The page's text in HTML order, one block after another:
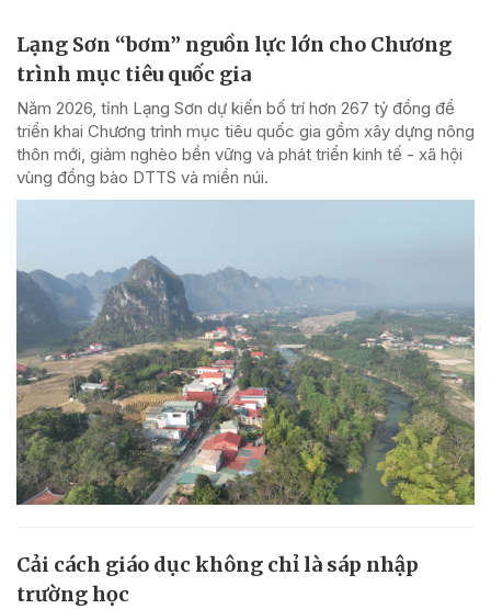
Lạng Sơn “bơm” nguồn lực lớn cho Chương
trình mục tiêu quốc gia
Năm 2026, tỉnh Lạng Sơn dự kiến bố trí hơn 267 tỷ đồng để
triển khai Chương trình mục tiêu quốc gia gồm xây dựng nông
thôn mới, giảm nghèo bền vững và phát triển kinh tế - xã hội
vùng đồng bào DTTS và miền núi.
Cải cách giáo dục không chỉ là sáp nhập
trường học